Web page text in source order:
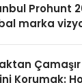
Prohunt
marka
Çamaşır
Korumak: